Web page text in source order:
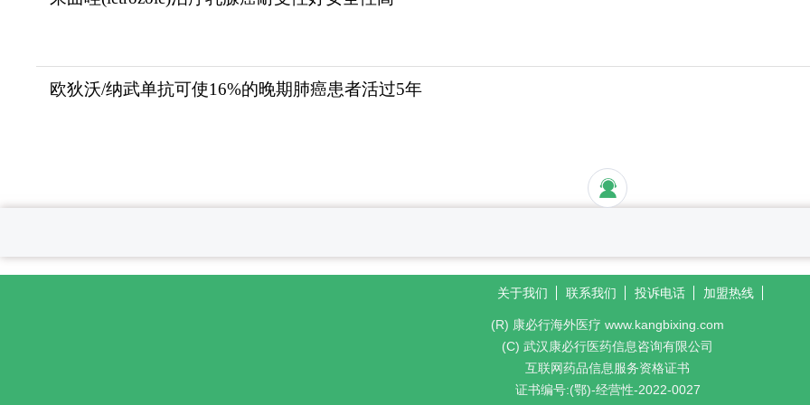
欧狄沃/纳武单抗可使16%的晚期肺癌患者活过5年
关于我们 联系我们 投诉电话 加盟热线
(R) 康必行海外医疗 www.kangbixing.com
(C) 武汉康必行医药信息咨询有限公司
互联网药品信息服务资格证书
证书编号:(鄂)-经营性-2022-0027